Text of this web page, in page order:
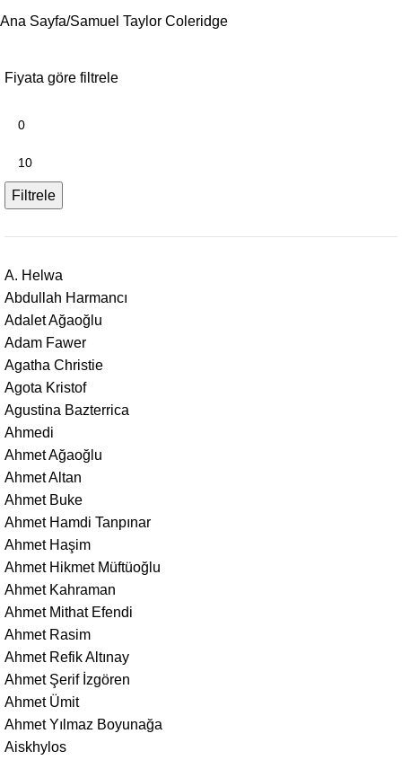
Ana Sayfa Samuel Taylor Coleridge
Fiyata göre filtrele
Filtrele
A. Helwa
Abdullah Harmancı
Adalet Ağaoğlu
Adam Fawer
Agatha Christie
Agota Kristof
Agustina Bazterrica
Ahmedi
Ahmet Ağaoğlu
Ahmet Altan
Ahmet Buke
Ahmet Hamdi Tanpınar
Ahmet Haşim
Ahmet Hikmet Müftüoğlu
Ahmet Kahraman
Ahmet Mithat Efendi
Ahmet Rasim
Ahmet Refik Altınay
Ahmet Şerif İzgören
Ahmet Ümit
Ahmet Yılmaz Boyunağa
Aiskhylos